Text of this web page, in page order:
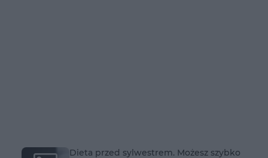
Dieta przed sylwestrem. Możesz szybko